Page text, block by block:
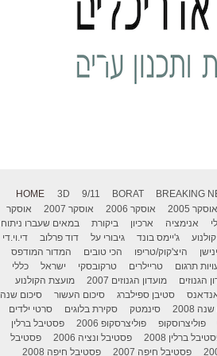
HOME 3D 9/11 BORAT BREAKING
אוסקר 2005 אוסקר 2006 אוסקר 2007
אוסקר
אנימציה ארכיון ביקורת
במאים שעברו ניתוח
ג'יימס בונד גיבורי על דוד פרלוב
די.וי.די
היצ'קוק/טריפו הכי טובים
המדור המודפס
תרגום טריילרים טרקובסקי ישראל
כללי
הגנוזים מועדון הגנוזים 2007
מועצת הקולנוע
סטיבן ספילברג סיכום העשור
סיכום שנה
2008 סינמטק סקירת בלוגים
סרטי ילדים
פוליצרוסקופ פוליצרסקופ 2006
פסטיבל ברלין
ברלין 2008 פסטיבל ונציה 2006
פסטיבל
פסטיבל חיפה 2007 פסטיבל חיפה 2008